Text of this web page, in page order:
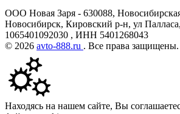
ООО Новая Заря - 630088,
Новосибирск, Кировский р-н, ул
1065401092030 , ИНН 5401268043
© 2026 avto-888.ru . Все права защищены.
Находясь на нашем сайте, Вы